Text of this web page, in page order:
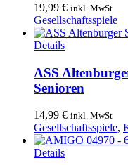
19,99 € inkl. MwSt
Gesellschaftsspiele
Details
ASS
Senioren
14,99 € inkl. MwSt
Gesellschaftsspiele,
Details